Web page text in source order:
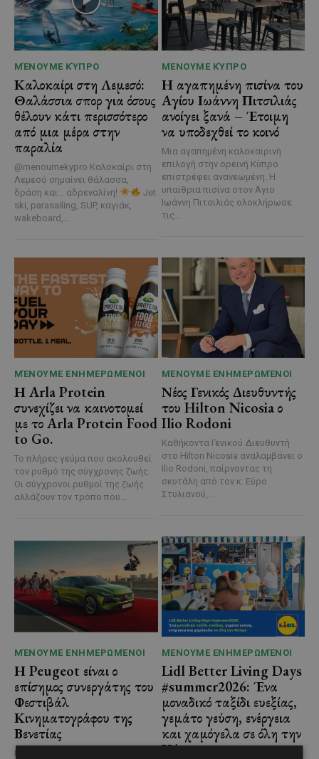
ΜΈΝΟΥΜΕ ΚΎΠΡΟ
Καλοκαίρι στη Λεμεσό:
Θαλάσσια σπορ για όσους
θέλουν κάτι περισσότερο
από μια μέρα στην
παραλία
@menoumekypro Καλοκαίρι στη
Λεμεσό σημαίνει θάλασσα,
δράση και… αδρεναλίνη!
Jet
ski, parasailing, SUP, καγιάκ,
wakeboard,...
ΜΈΝΟΥΜΕ ΚΎΠΡΟ
Η αγαπημένη πισίνα του
Αγίου Ιωάννη Πιτσιλιάς
ανοίγει ξανά – Έτοιμη
να υποδεχθεί το κοινό
Μια αγαπημένη καλοκαιρινή
επιλογή στην ορεινή Κύπρο
επιστρέφει ανανεωμένη. Η
υπαίθρια πισίνα στον Άγιο
Ιωάννη Πιτσιλιάς ολοκλήρωσε
τις...
ΜΈΝΟΥΜΕ ΕΝΗΜΕΡΩΜΈΝΟΙ
Η Arla Protein
συνεχίζει να καινοτομεί
με το Arla Protein Food
to Go.
Το πλήρες γεύμα που ακολουθεί
τον ρυθμό της σύγχρονης ζωής.
Οι σύγχρονοι ρυθμοί της ζωής
αλλάζουν τον τρόπο που...
ΜΈΝΟΥΜΕ ΕΝΗΜΕΡΩΜΈΝΟΙ
Νέος Γενικός Διευθυντής
του Hilton Nicosia ο
Ilio Rodoni
Καθήκοντα Γενικού Διευθυντή
στο Hilton Nicosia αναλαμβάνει ο
Ilio Rodoni, παίρνοντας τη
σκυτάλη από τον κ. Εύρο
Στυλιανού,...
ΜΈΝΟΥΜΕ ΕΝΗΜΕΡΩΜΈΝΟΙ
Η Peugeot είναι ο
επίσημος συνεργάτης του
Φεστιβάλ
Κινηματογράφου της
Βενετίας
Η Peugeot ανακοινώνει μια
ΜΈΝΟΥΜΕ ΕΝΗΜΕΡΩΜΈΝΟΙ
Lidl Better Living Days
#summer2026: Ένα
μοναδικό ταξίδι ευεξίας,
γεμάτο γεύση, ενέργεια
και χαμόγελα σε όλη την
Κύπρο